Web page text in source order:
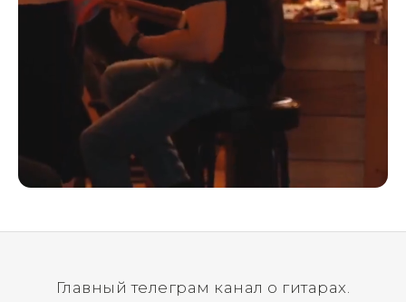
Главный телеграм канал о гитарах.